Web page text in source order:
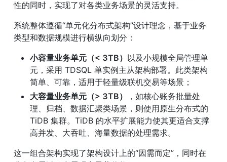
性的同时，实现了对各类业务场景的灵活支持。
系统整体遵循“单元化分布式架构”设计理念，基于业务
类型和数据规模进行横纵向划分：
小容量业务单元（< 3TB） 以及小规模全局管理单
元，采用 TDSQL 单实例主从架构部署。此类架构
简单、可靠，适用于轻量级联机交易等场景；
大容量业务单元（> 3TB）
，如核心账务批量处
理、归档、数据汇聚类场景，则使用原生分布式的
TiDB 集群。TiDB 的水平扩展能力使其更适合支撑
高并发、大吞吐、海量数据的处理需求。
这一组合架构实现了架构设计上的“因需而定”，同时在